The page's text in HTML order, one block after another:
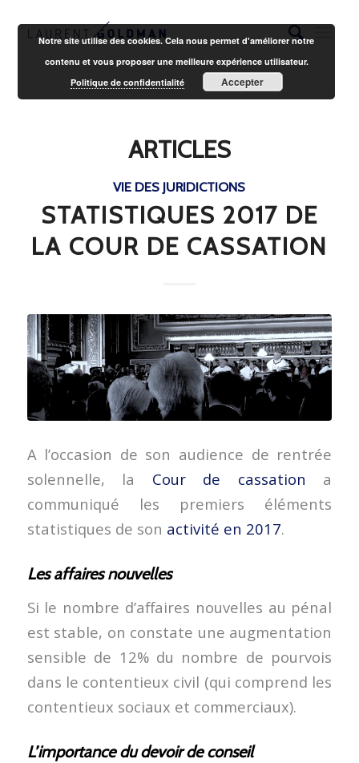
ARTICLES
VIE DES JURIDICTIONS
STATISTIQUES 2017 DE
LA COUR DE CASSATION
A l’occasion de son audience de rentrée
solennelle, la Cour de cassation a
communiqué les premiers éléments
statistiques de son activité en 2017.
Les affaires nouvelles
Si le nombre d’affaires nouvelles au pénal
est stable, on constate une augmentation
sensible de 12% du nombre de pourvois
dans le contentieux civil (qui comprend les
contentieux sociaux et commerciaux).
L’importance du devoir de conseil
Notre site utilise des cookies. Cela nous permet d'améliorer notre
contenu et vous proposer une meilleure expérience utilisateur.
Politique de confidentialité
Accepter